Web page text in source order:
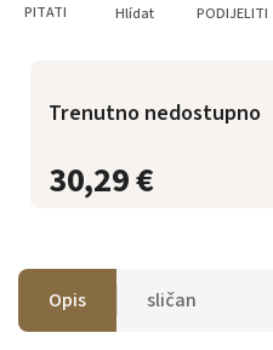
30,29 €
Trenutno nedostupno
PITATI Hlídat PODIJELITI
Opis sličan